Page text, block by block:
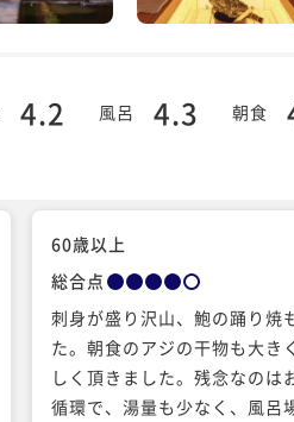
4.2 風呂 4.3 朝食
60歳以上
総合点
刺身が盛り沢山、鮑の踊り焼
た。朝食のアジの干物も大き
しく頂きました。残念なのは
循環で、湯量も少なく、風呂